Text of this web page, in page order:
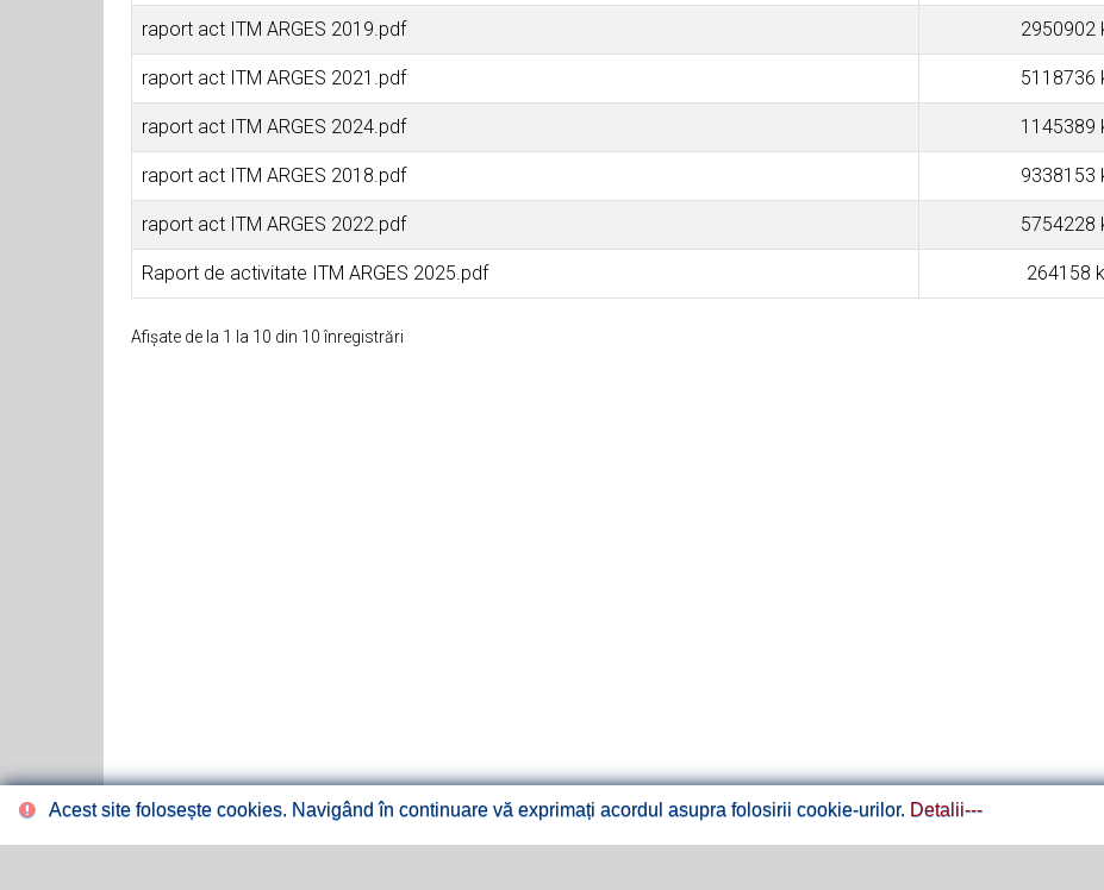
raport act ITM ARGES 2019.pdf 2950902
raport act ITM ARGES 2021.pdf 5118736
raport act ITM ARGES 2024.pdf 1145389
raport act ITM ARGES 2018.pdf 9338153
raport act ITM ARGES 2022.pdf 5754228
Raport de activitate ITM ARGES 2025.pdf 264158
Afișate de la 1 la 10 din 10 înregistrări
Acest site folosește cookies. Navigând în continuare vă exprimați acordul asupra folosirii cookie-urilor. Detalii---